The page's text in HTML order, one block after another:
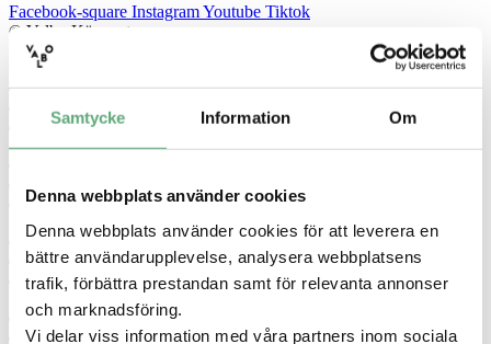
Samtycke Information Om
Denna webbplats använder cookies
Denna webbplats använder cookies för att leverera en
bättre användarupplevelse, analysera webbplatsens
trafik, förbättra prestandan samt för relevanta annonser
och marknadsföring.
Vi delar viss information med våra partners inom sociala
Facebook-square InstagramYoutube Tiktok
© Valbo Köpcentrum
2026
Inställningar för cookies
Cookiepolicy
Integritetspolicy
Integritetspolicy
Inställningar för cookies
Cookiepolicy
Integritetspolicy
Inställningar för cookies
Cookiepolicy